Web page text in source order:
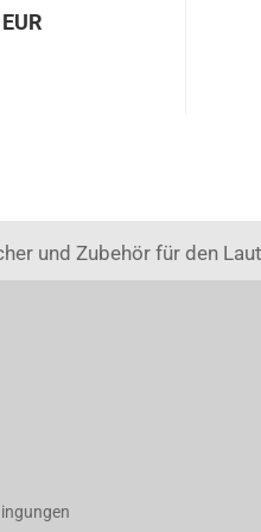
und Zubehör für den